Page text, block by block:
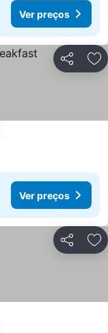
Ver preços
Partilhar
Ver preços
Partilhar